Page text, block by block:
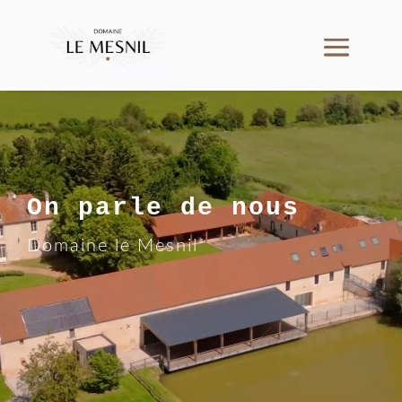
On parle de nous
Domaine le Mesnil